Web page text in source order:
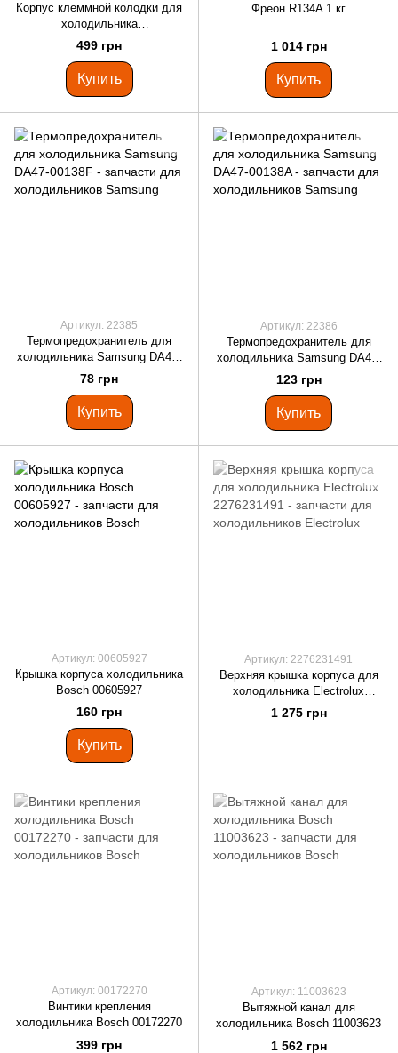
Корпус клеммной колодки для
холодильника
ARISTON/INDESIT C00265203
499 грн
Купить
Фреон R134A 1 кг
1 014 грн
Купить
Артикул: 22385
Термопредохранитель для
холодильника Samsung DA47-
00138F
78 грн
Купить
Артикул: 22386
Термопредохранитель для
холодильника Samsung DA47-
00138A
123 грн
Купить
Артикул: 00605927
Крышка корпуса холодильника
Bosch 00605927
160 грн
Купить
Артикул: 2276231491
Верхняя крышка корпуса для
холодильника Electrolux
2276231491
1 275 грн
Артикул: 00172270
Винтики крепления
холодильника Bosch 00172270
399 грн
Артикул: 11003623
Вытяжной канал для
холодильника Bosch 11003623
1 562 грн